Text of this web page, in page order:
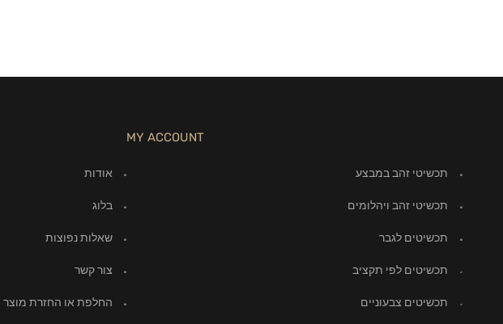
MY ACCOUNT
תכשיטי זהב במבצע
תכשיטי זהב ויהלומים
תכשיטים לגבר
תכשיטים לפי תקציב
תכשיטים צבעוניים
אודות
בלוג
שאלות נפוצות
צור קשר
החלפת או החזרת מוצר